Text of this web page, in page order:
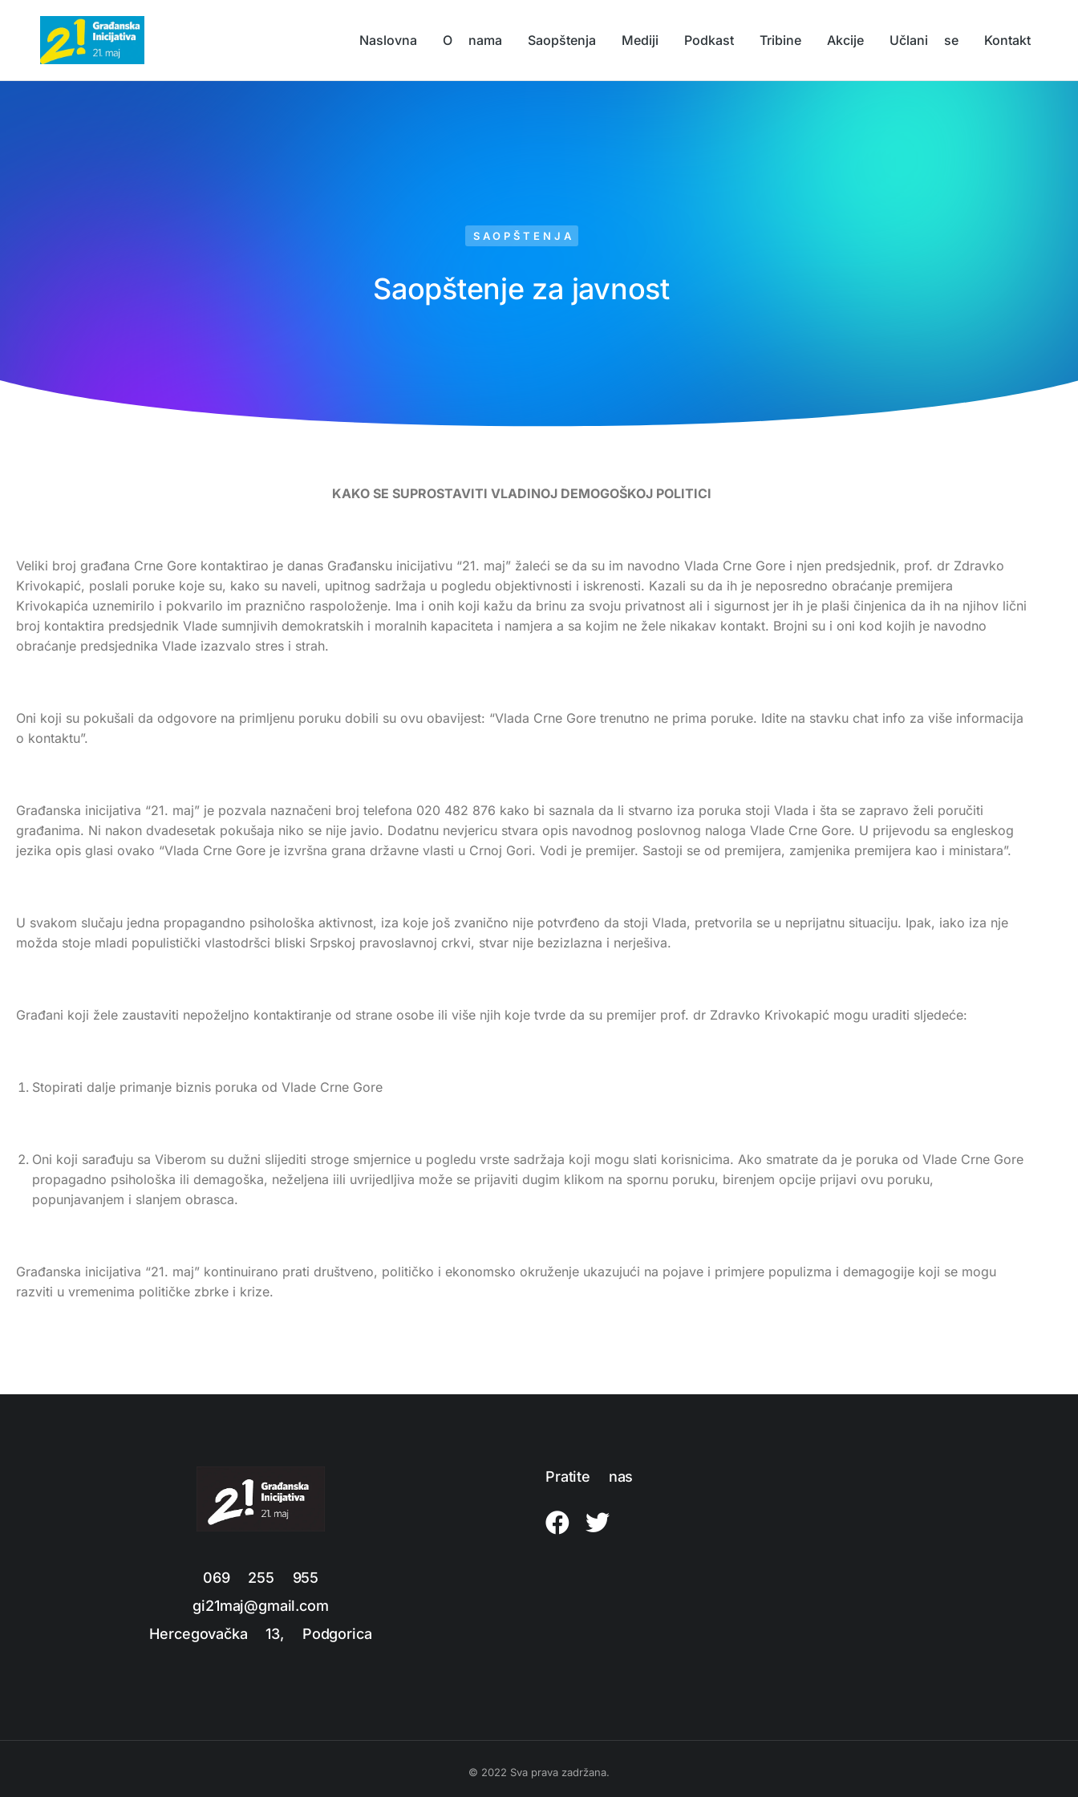
Naslovna O nama Saopštenja Mediji Podkast Tribine Akcije Učlani se Kontakt
SAOPŠTENJA
Saopštenje za javnost
KAKO SE SUPROSTAVITI VLADINOJ DEMOGOŠKOJ POLITICI
Veliki broj građana Crne Gore kontaktirao je danas Građansku inicijativu “21. maj” žaleći se da su im navodno Vlada Crne Gore i njen predsjednik, prof. dr Zdravko
Krivokapić, poslali poruke koje su, kako su naveli, upitnog sadržaja u pogledu objektivnosti i iskrenosti. Kazali su da ih je neposredno obraćanje premijera
Krivokapića uznemirilo i pokvarilo im praznično raspoloženje. Ima i onih koji kažu da brinu za svoju privatnost ali i sigurnost jer ih je plaši činjenica da ih na njihov lični
broj kontaktira predsjednik Vlade sumnjivih demokratskih i moralnih kapaciteta i namjera a sa kojim ne žele nikakav kontakt. Brojni su i oni kod kojih je navodno
obraćanje predsjednika Vlade izazvalo stres i strah.
Oni koji su pokušali da odgovore na primljenu poruku dobili su ovu obavijest: “Vlada Crne Gore trenutno ne prima poruke. Idite na stavku chat info za više informacija
o kontaktu”.
Građanska inicijativa “21. maj” je pozvala naznačeni broj telefona 020 482 876 kako bi saznala da li stvarno iza poruka stoji Vlada i šta se zapravo želi poručiti
građanima. Ni nakon dvadesetak pokušaja niko se nije javio. Dodatnu nevjericu stvara opis navodnog poslovnog naloga Vlade Crne Gore. U prijevodu sa engleskog
jezika opis glasi ovako “Vlada Crne Gore je izvršna grana državne vlasti u Crnoj Gori. Vodi je premijer. Sastoji se od premijera, zamjenika premijera kao i ministara”.
U svakom slučaju jedna propagandno psihološka aktivnost, iza koje još zvanično nije potvrđeno da stoji Vlada, pretvorila se u neprijatnu situaciju. Ipak, iako iza nje
možda stoje mladi populistički vlastodršci bliski Srpskoj pravoslavnoj crkvi, stvar nije bezizlazna i nerješiva.
Građani koji žele zaustaviti nepoželjno kontaktiranje od strane osobe ili više njih koje tvrde da su premijer prof. dr Zdravko Krivokapić mogu uraditi sljedeće:
Stopirati dalje primanje biznis poruka od Vlade Crne Gore
Oni koji sarađuju sa Viberom su dužni slijediti stroge smjernice u pogledu vrste sadržaja koji mogu slati korisnicima. Ako smatrate da je poruka od Vlade Crne Gore
propagadno psihološka ili demagoška, neželjena iili uvrijedljiva može se prijaviti dugim klikom na spornu poruku, birenjem opcije prijavi ovu poruku,
popunjavanjem i slanjem obrasca.
Građanska inicijativa “21. maj” kontinuirano prati društveno, političko i ekonomsko okruženje ukazujući na pojave i primjere populizma i demagogije koji se mogu
razviti u vremenima političke zbrke i krize.
069 255 955
gi21maj@gmail.com
Hercegovačka 13, Podgorica
Pratite nas
© 2022 Sva prava zadržana.